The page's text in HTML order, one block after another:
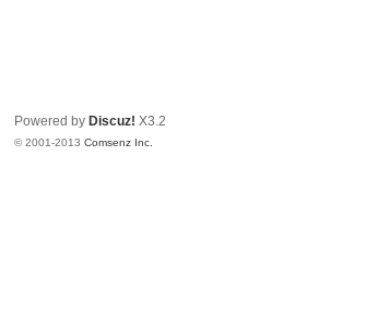
Powered by Discuz! X3.2
© 2001-2013Comsenz Inc.